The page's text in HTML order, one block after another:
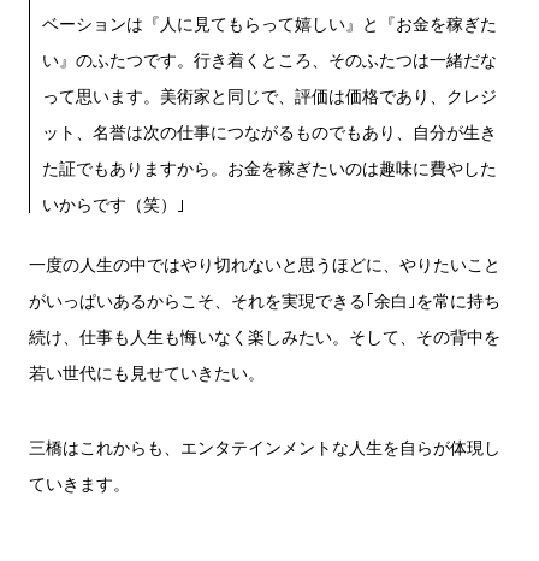
ベーションは『人に見てもらって嬉しい』と『お金を稼ぎた
い』のふたつです。行き着くところ、そのふたつは一緒だな
って思います。美術家と同じで、評価は価格であり、クレジ
ット、名誉は次の仕事につながるものでもあり、自分が生き
た証でもありますから。お金を稼ぎたいのは趣味に費やした
いからです（笑）｣
一度の人生の中ではやり切れないと思うほどに、やりたいこと
がいっぱいあるからこそ、それを実現できる｢余白｣を常に持ち
続け、仕事も人生も悔いなく楽しみたい。そして、その背中を
若い世代にも見せていきたい。
三橋はこれからも、エンタテインメントな人生を自らが体現し
ていきます。